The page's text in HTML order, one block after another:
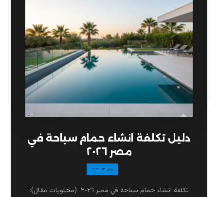
دليل تكلفة انشاء حمام سباحة في
مصر ٢٠٢٦
يناير ١٣, ٢٠٢٦
تكلفة انشاء حمام سباحة في مصر ٢٠٢٦ (محتويات مقال):